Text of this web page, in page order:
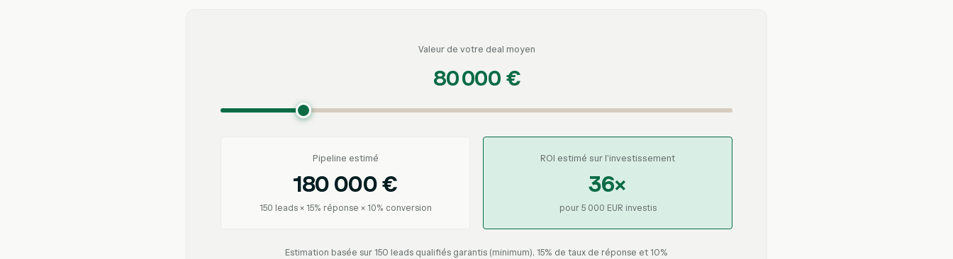
Valeur de votre deal moyen
80 000 €
Pipeline estimé
180 000 €
150 leads × 15% réponse × 10% conversion
ROI estimé sur l'investissement
36×
pour 5 000 EUR investis
Estimation basée sur 150 leads qualifiés garantis (minimum), 15% de taux de réponse et 10%